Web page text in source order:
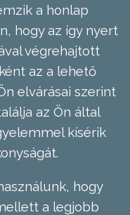
a honlap
hogy az így nyert
végrehajtott
az a lehető
elvárásai szerint
az Ön által
kísérik
hogy
a legjobb